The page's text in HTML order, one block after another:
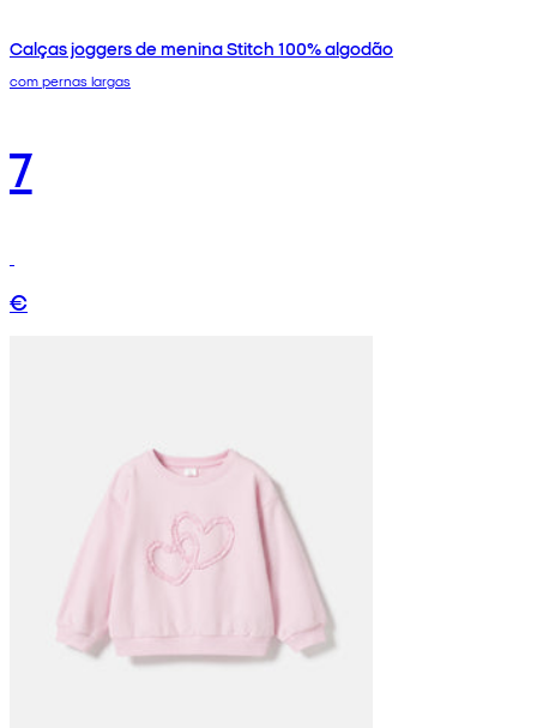
Calças joggers de menina Stitch 100% algodão
com pernas largas
7
€